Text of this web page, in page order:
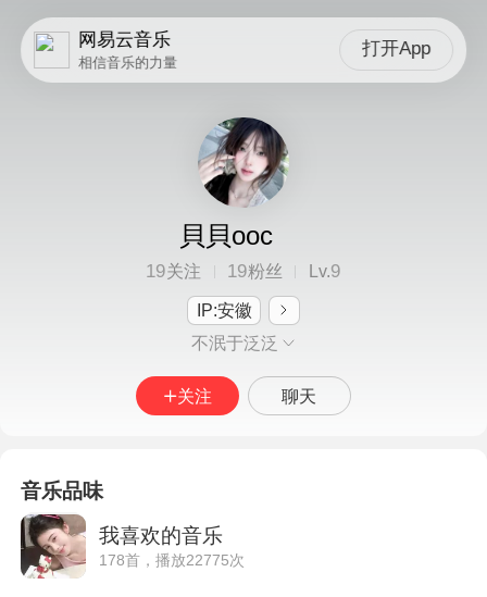
网易云音乐
相信音乐的力量
打开App
貝貝ooc
19关注 19粉丝 Lv.9
IP:安徽
不泯于泛泛
关注 聊天
音乐品味
我喜欢的音乐
178首，播放22775次